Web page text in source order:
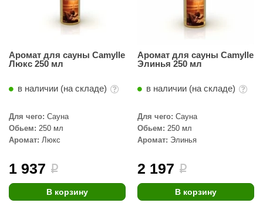
Аромат для сауны Camylle
Люкс 250 мл
в наличии (на складе)
Для чего: Сауна
Обьем: 250 мл
Аромат: Люкс
1 937 i
В корзину
Аромат для сауны Camylle
Элинья 250 мл
в наличии (на складе)
Для чего: Сауна
Обьем: 250 мл
Аромат: Элинья
2 197 i
В корзину